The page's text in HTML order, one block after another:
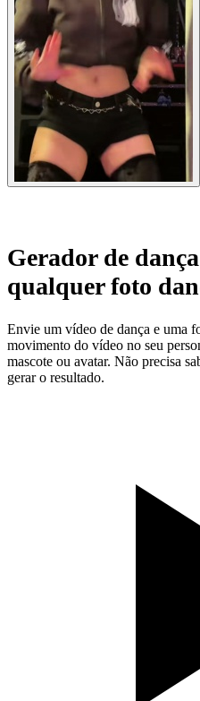
Gerador de
qualquer foto
Envie um vídeo de dança e uma
movimento do vídeo no seu
mascote ou avatar. Não precisa
gerar o resultado.